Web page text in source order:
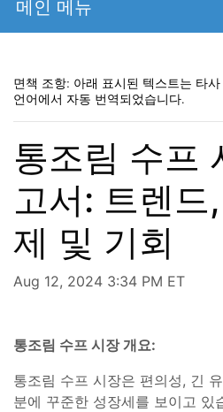
메인 메뉴
면책 조항: 아래 표시된 텍스트는 타
언어에서 자동 번역되었습니다.
통조림 수프
고서: 트렌드
제 및 기회
Aug 12, 2024 3:34 PM ET
통조림 수프 시장 개요:
통조림 수프 시장은 편의성, 긴
분에 꾸준한 성장세를 보이고 있